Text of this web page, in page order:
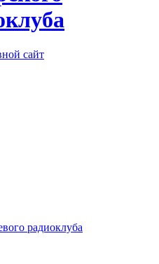
сайт
радиоклуба